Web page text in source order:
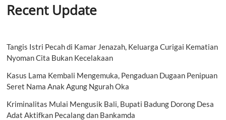
Recent Update
Tangis Istri Pecah di Kamar Jenazah, Keluarga Curigai Kematian
Nyoman Cita Bukan Kecelakaan
Kasus Lama Kembali Mengemuka, Pengaduan Dugaan Penipuan
Seret Nama Anak Agung Ngurah Oka
Kriminalitas Mulai Mengusik Bali, Bupati Badung Dorong Desa
Adat Aktifkan Pecalang dan Bankamda